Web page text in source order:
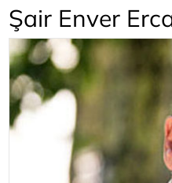
Şair Enver